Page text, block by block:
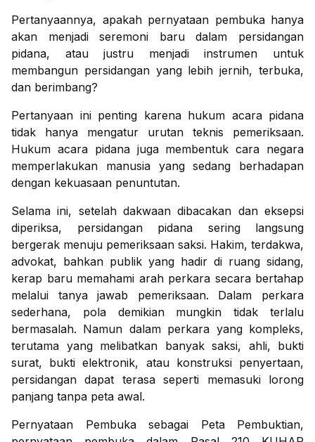
Pertanyaannya, apakah pernyataan pembuka hanya
akan menjadi seremoni baru dalam persidangan
pidana, atau justru menjadi instrumen untuk
membangun persidangan yang lebih jernih, terbuka,
dan berimbang?
Pertanyaan ini penting karena hukum acara pidana
tidak hanya mengatur urutan teknis pemeriksaan.
Hukum acara pidana juga membentuk cara negara
memperlakukan manusia yang sedang berhadapan
dengan kekuasaan penuntutan.
Selama ini, setelah dakwaan dibacakan dan eksepsi
diperiksa, persidangan pidana sering langsung
bergerak menuju pemeriksaan saksi. Hakim, terdakwa,
advokat, bahkan publik yang hadir di ruang sidang,
kerap baru memahami arah perkara secara bertahap
melalui tanya jawab pemeriksaan. Dalam perkara
sederhana, pola demikian mungkin tidak terlalu
bermasalah. Namun dalam perkara yang kompleks,
terutama yang melibatkan banyak saksi, ahli, bukti
surat, bukti elektronik, atau konstruksi penyertaan,
persidangan dapat terasa seperti memasuki lorong
panjang tanpa peta awal.
Pernyataan Pembuka sebagai Peta Pembuktian,